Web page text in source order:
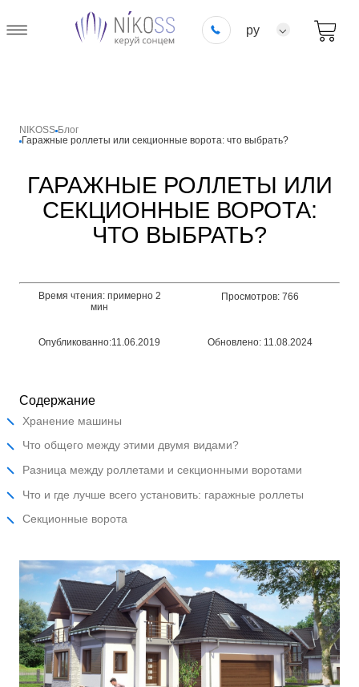
ру
NIKOSS Блог
Гаражные роллеты или секционные ворота: что выбрать?
ГАРАЖНЫЕ РОЛЛЕТЫ ИЛИ
СЕКЦИОННЫЕ ВОРОТА:
ЧТО ВЫБРАТЬ?
Время чтения: примерно 2
мин
Просмотров: 766
Опубликованно:11.06.2019 Обновлено: 11.08.2024
Содержание
Хранение машины
Что общего между этими двумя видами?
Разница между роллетами и секционными воротами
Что и где лучше всего установить: гаражные роллеты
Секционные ворота